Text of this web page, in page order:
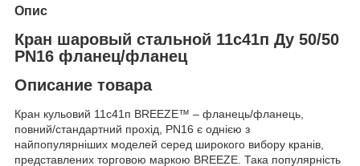
Опис
Кран шаровый стальной 11с41п Ду 50/50
PN16 фланец/фланец
Описание товара
Кран кульовий 11с41п BREEZE™ – фланець/фланець,
повний/стандартний прохід, PN16 є однією з
найпопулярніших моделей серед широкого вибору кранів,
представлених торговою маркою BREEZE. Така популярність